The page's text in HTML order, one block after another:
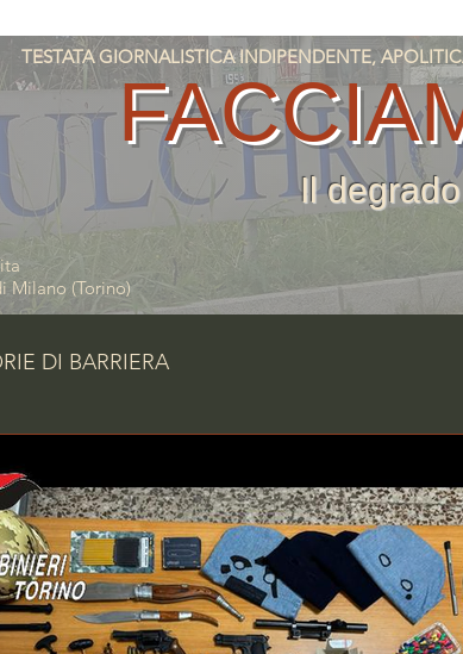
Milano (Torino)
Il
TESTATA GIORNALISTICA INDIPENDENTE,
DI BARRIERA